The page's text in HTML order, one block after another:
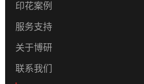
印花案例
服务支持
关于博研
联系我们